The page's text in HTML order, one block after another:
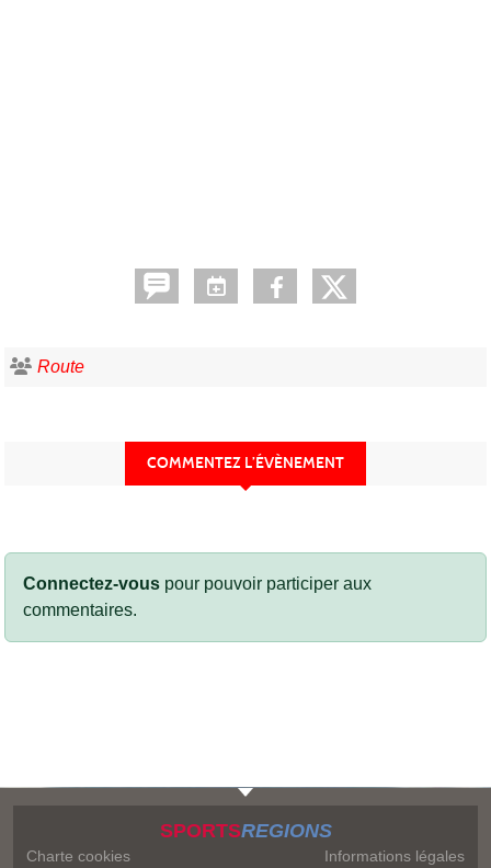
Route
COMMENTEZ L’ÉVÈNEMENT
Connectez-vous pour pouvoir participer aux
commentaires.
SPORTSREGIONS
Charte cookies Informations légales